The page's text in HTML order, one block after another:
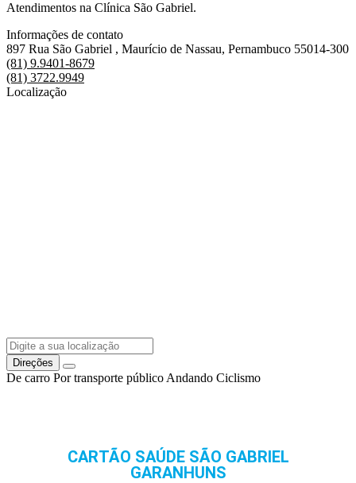
Atendimentos na Clínica São Gabriel.
Informações de contato
897 Rua São Gabriel , Maurício de Nassau, Pernambuco 55014-300
(81) 9.9401-8679
(81) 3722.9949
Localização
Direções
De carro Por transporte público Andando Ciclismo
CARTÃO SAÚDE SÃO GABRIEL
GARANHUNS